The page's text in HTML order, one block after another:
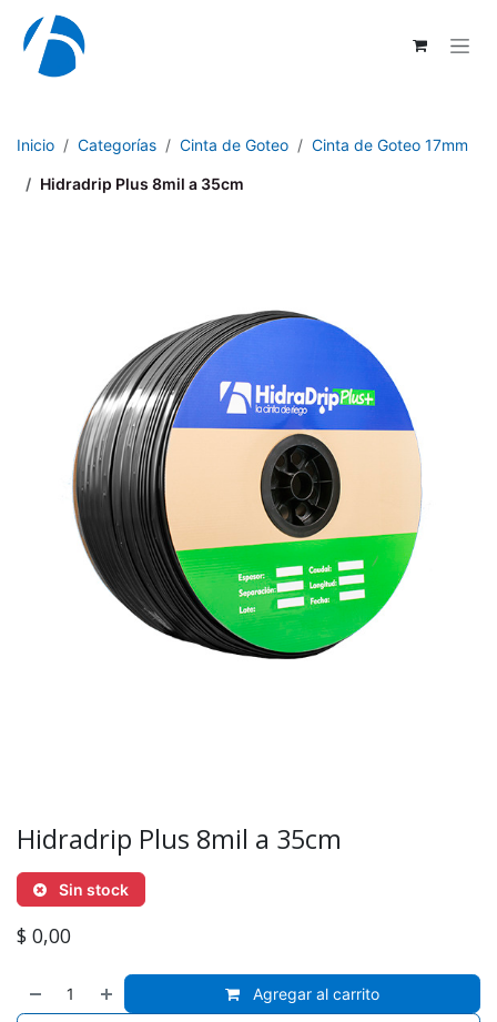
Ir al contenido
Inicio Categorías Cinta de Goteo Cinta de Goteo 17mm
Hidradrip Plus 8mil a 35cm
Hidradrip Plus 8mil a 35cm
Sin stock
$ 0,00
Agregar al carrito